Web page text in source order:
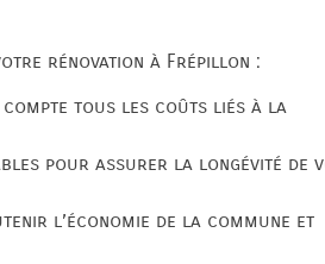
rénovation à Frépillon :
compte tous les coûts liés à la
pour assurer la longévité de
l’économie de la commune et